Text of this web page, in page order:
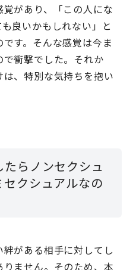
があり、「この人にな
良いかもしれない」と
す。そんな感覚は今ま
衝撃でした。それか
、特別な気持ちを抱い
たらノンセクシュ
クシュアルなの
がある相手に対してし
ません。そのため、本